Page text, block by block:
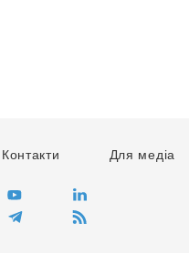
Контакти Для медіа